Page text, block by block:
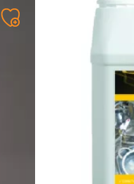
Ajouter